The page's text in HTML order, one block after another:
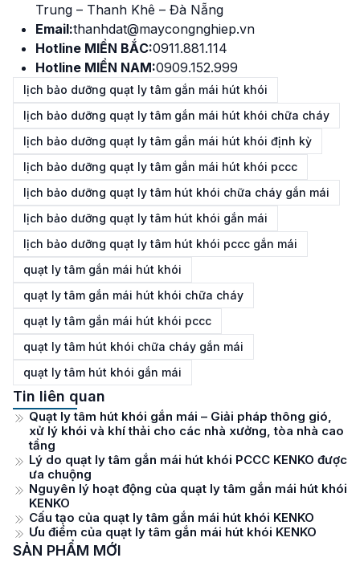
Trung – Thanh Khê – Đà Nẵng
Email:thanhdat@maycongnghiep.vn
Hotline MIỀN BẮC:0911.881.114
Hotline MIỀN NAM:0909.152.999
lịch bảo dưỡng quạt ly tâm gắn mái hút khói
lịch bảo dưỡng quạt ly tâm gắn mái hút khói chữa cháy
lịch bảo dưỡng quạt ly tâm gắn mái hút khói định kỳ
lịch bảo dưỡng quạt ly tâm gắn mái hút khói pccc
lịch bảo dưỡng quạt ly tâm hút khói chữa cháy gắn mái
lịch bảo dưỡng quạt ly tâm hút khói gắn mái
lịch bảo dưỡng quạt ly tâm hút khói pccc gắn mái
quạt ly tâm gắn mái hút khói
quạt ly tâm gắn mái hút khói chữa cháy
quạt ly tâm gắn mái hút khói pccc
quạt ly tâm hút khói chữa cháy gắn mái
quạt ly tâm hút khói gắn mái
Tin liên quan
Quạt ly tâm hút khói gắn mái – Giải pháp thông gió,
xử lý khói và khí thải cho các nhà xưởng, tòa nhà cao
tầng
Lý do quạt ly tâm gắn mái hút khói PCCC KENKO được
ưa chuộng
Nguyên lý hoạt động của quạt ly tâm gắn mái hút khói
KENKO
Cấu tạo của quạt ly tâm gắn mái hút khói KENKO
Ưu điểm của quạt ly tâm gắn mái hút khói KENKO
SẢN PHẨM MỚI